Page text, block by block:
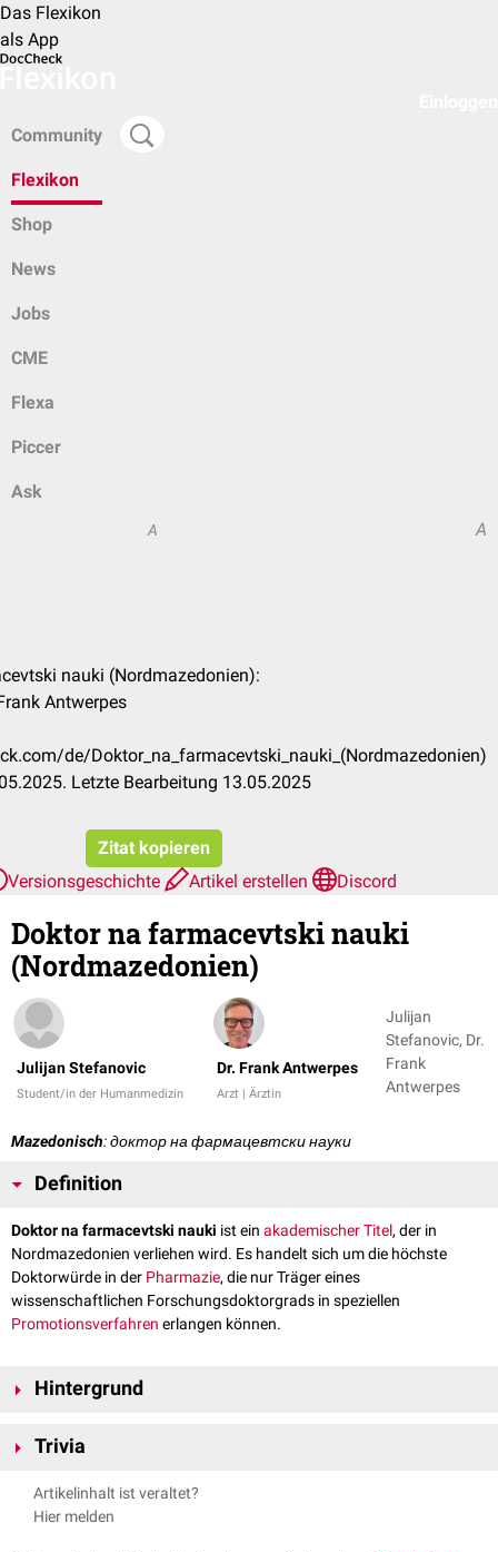
Das Flexikon
als App
Community
Flexikon
Shop
News
Jobs
CME
Flexa
Piccer
Ask
A A
nauki (Nordmazedonien):
Antwerpes
de/Doktor_na_farmacevtski_nauki_(Nordmazedonien)
Letzte Bearbeitung 13.05.2025
Zitat kopieren
Versionsgeschichte
Artikel erstellen Discord
Doktor na farmacevtski nauki
(Nordmazedonien)
Julijan Stefanovic
Student/in der Humanmedizin
Dr. Frank Antwerpes
Arzt | Ärztin
Julijan
Stefanovic, Dr.
Frank
Antwerpes
Mazedonisch: доктор на фармацевтски науки
Definition
Doktor na farmacevtski nauki ist ein akademischer Titel, der in
Nordmazedonien verliehen wird. Es handelt sich um die höchste
Doktorwürde in der Pharmazie, die nur Träger eines
wissenschaftlichen Forschungsdoktorgrads in speziellen
Promotionsverfahren erlangen können.
Hintergrund
Hochschuleinrichtung auf der Grundlage der Ergebnisse einer
Dissertationverliehen, die den Abschluss der doctoral studies bildet. Er
repräsentiert eine herausragende Leistung auf dem Gebiet der
Trivia
Doktor (maz. доктор) wird im Mazedonischen - wie auch in anderen süd-
und osteuropäischen Ländern wie Russland, Ukraine oder Bulgarien
Artikelinhalt ist veraltet?
Hier melden